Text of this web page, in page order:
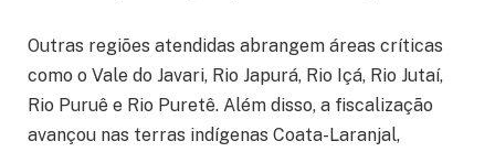
Outras regiões atendidas abrangem áreas críticas
como o Vale do Javari, Rio Japurá, Rio Içá, Rio Jutaí,
Rio Puruê e Rio Puretê. Além disso, a fiscalização
avançou nas terras indígenas Coata-Laranjal,